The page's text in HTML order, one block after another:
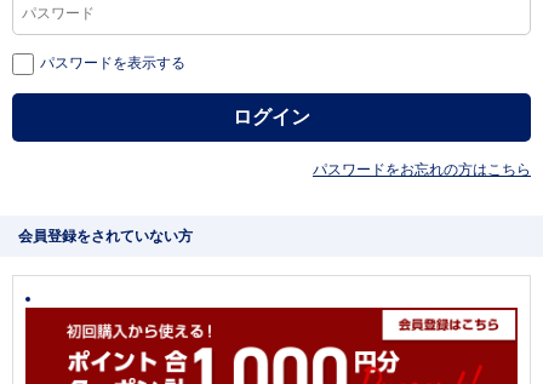
パスワードを表示する
パスワードをお忘れの方はこちら
会員登録をされていない方